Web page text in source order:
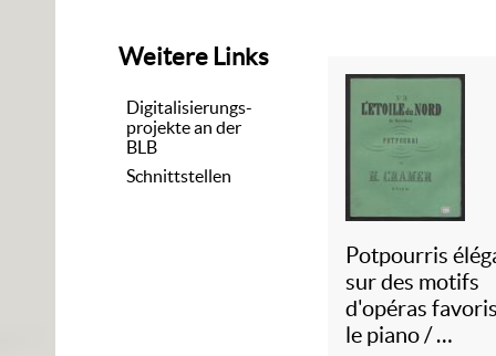
Weitere Links
Digitalisierungs-
projekte an der
BLB
Schnittstellen
Potpourris
sur des motifs
d'opéras
le piano /